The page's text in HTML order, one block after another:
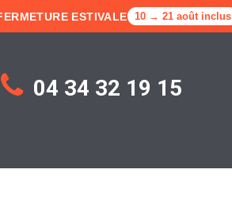
ESTIVALE 10 → 21 août inclus
04 34 32 19 15